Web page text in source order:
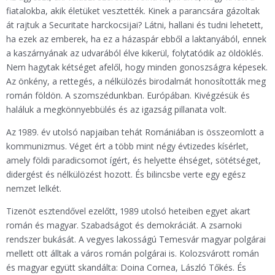
fiatalokba, akik életüket vesztették. Kinek a parancsára gázoltak
át rajtuk a Securitate harckocsijai? Látni, hallani és tudni lehetett,
ha ezek az emberek, ha ez a házaspár ebből a laktanyából, ennek
a kaszárnyának az udvarából élve kikerül, folytatódik az öldöklés.
Nem hagytak kétséget afelől, hogy minden gonoszságra képesek.
Az önkény, a rettegés, a nélkülözés birodalmát honosították meg
román földön. A szomszédunkban. Európában. Kivégzésük és
haláluk a megkönnyebbülés és az igazság pillanata volt.
Az 1989. év utolsó napjaiban tehát Romániában is összeomlott a
kommunizmus. Véget ért a több mint négy évtizedes kísérlet,
amely földi paradicsomot ígért, és helyette éhséget, sötétséget,
didergést és nélkülözést hozott. És bilincsbe verte egy egész
nemzet lelkét.
Tizenöt esztendővel ezelőtt, 1989 utolsó heteiben egyet akart
román és magyar. Szabadságot és demokráciát. A zsarnoki
rendszer bukását. A vegyes lakosságú Temesvár magyar polgárai
mellett ott álltak a város román polgárai is. Kolozsvárott román
és magyar együtt skandálta: Doina Cornea, László Tőkés. És